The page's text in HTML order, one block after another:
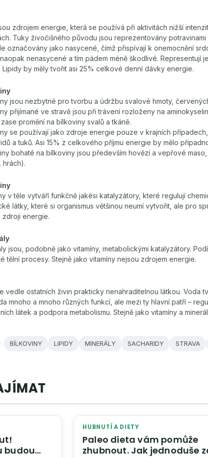
zdrojem energie, která se používá při aktivitách nižší
Tuky živočišného původu jsou reprezentovány
označovány jako nasycené, čímž přispívají k onemocnění
nenasycené a tím pádem méně škodlivé. Representují
Lipidy by měly tvořit asi 25% celkové denní dávky energie.
jsou nezbytné pro tvorbu a údržbu svalové hmoty,
přijímané ve stravě jsou při trávení rozloženy na
promění na bílkoviny svalů a tkáně.
se používají jako zdroje energie pouze v krajních
a tuků. Asi 15% z celkového příjmu energie by mělo
bohaté na bílkoviny jsou především hovězí a vepřové
hrách).
v těle vytváří funkčně jakési katalyzátory, které regulují
látky, které si organismus většinou neumí vytvořit, ale pro
zdroji energie.
jsou, podobně jako vitamíny, metabolickými katalyzátory.
tělní procesy. Stejně jako vitamíny nejsou zdrojem energie.
vedle ostatních živin prakticky nenahraditelnou látkou. Voda
mnoho a mnoho různých funkcí, ale mezi ty hlavní patří –
látek a podpora metabolismu. Stejně jako vitamíny a
BÍLKOVINY LIPIDY MINERÁLY SACHARIDY STRAVA
budou
HUBNUTÍ A DIETY
Paleo dieta vám pomůže
zhubnout. Jak jednoduše